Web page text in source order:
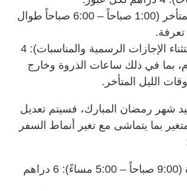
أوقات الليل المتأخر (1:00 صباحاً – 6:00 صباحاً طوال
تعرفة.
أيام الأحد (باستثناء الإجازات الرسمية والمناسبات): 4
بما في ذلك ساعات الذروة وخارج
الليل المتأخر.
شهر رمضان المبارك، فسيتم تعديل
بما يتماشى مع تغير أنماط السفر
ساعات الذروة (9:00 صباحاً – 5:00 مساءً): 6 دراهم